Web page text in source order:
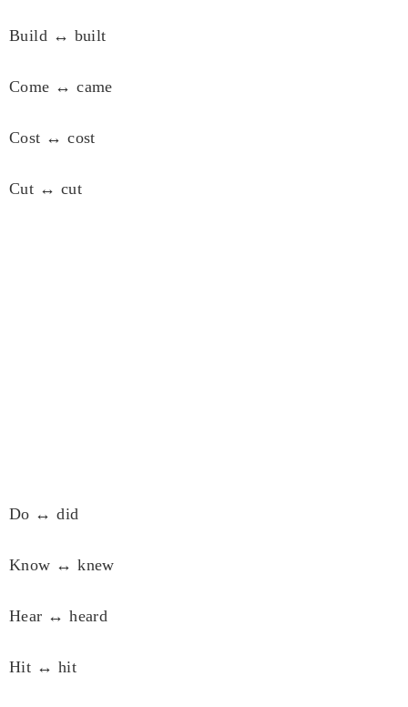
Build ↔ built
Come ↔ came
Cost ↔ cost
Cut ↔ cut
Do ↔ did
Know ↔ knew
Hear ↔ heard
Hit ↔ hit